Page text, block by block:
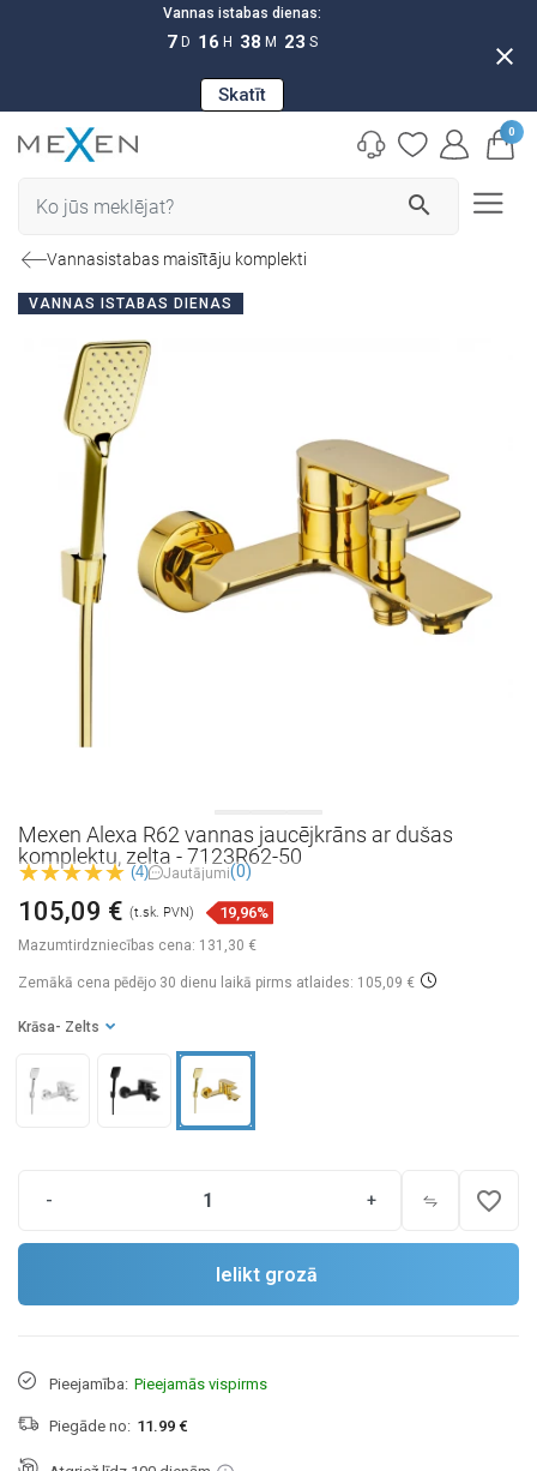
Vannas istabas dienas:
7 D 16 H 38 M 22 S
Skatīt
close
search
0
Vannasistabas maisītāju komplekti
VANNAS ISTABAS DIENAS
Mexen Alexa R62 vannas jaucējkrāns ar dušas
komplektu, zelta - 7123R62-50
(4) Jautājumi(0)
Mazumtirdzniecības cena: 131,30 €
105,09 € (t.sk. PVN) 19,96%
Zemākā cena pēdējo 30 dienu laikā pirms atlaides: 105,09 €
Krāsa - Zelts
- + favorite_border
Ielikt grozā
Pieejamība: Pieejamās vispirms
Piegāde no: 11.99 €